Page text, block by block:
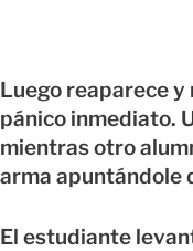
Luego reaparece
pánico inmediato.
mientras otro
arma apuntándole
El estudiante